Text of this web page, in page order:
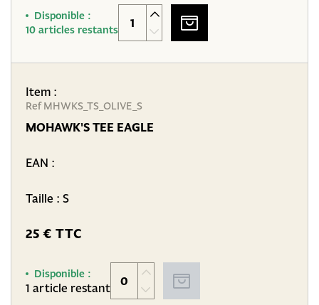
Disponible :
10 articles restants
Item :
Ref MHWKS_TS_OLIVE_S
MOHAWK'S TEE EAGLE
EAN :
Taille : S
25 € TTC
Disponible :
1 article restant